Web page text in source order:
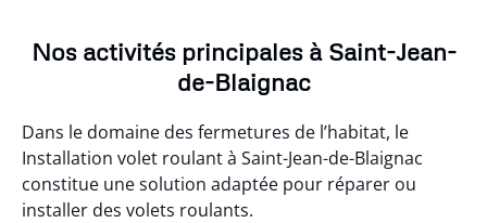
Nos activités principales à Saint-Jean-
de-Blaignac
Dans le domaine des fermetures de l’habitat, le
Installation volet roulant à Saint-Jean-de-Blaignac
constitue une solution adaptée pour réparer ou
installer des volets roulants.